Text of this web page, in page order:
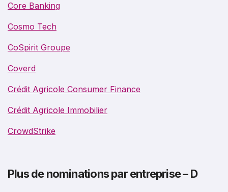
Core Banking
Cosmo Tech
CoSpirit Groupe
Coverd
Crédit Agricole Consumer Finance
Crédit Agricole Immobilier
CrowdStrike
Plus de nominations par entreprise – D